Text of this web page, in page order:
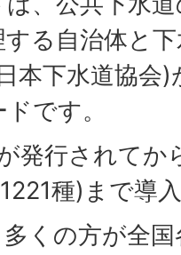
る自治体と
本下水道協会
です。
発行されてか
種)まで導
くの方が全